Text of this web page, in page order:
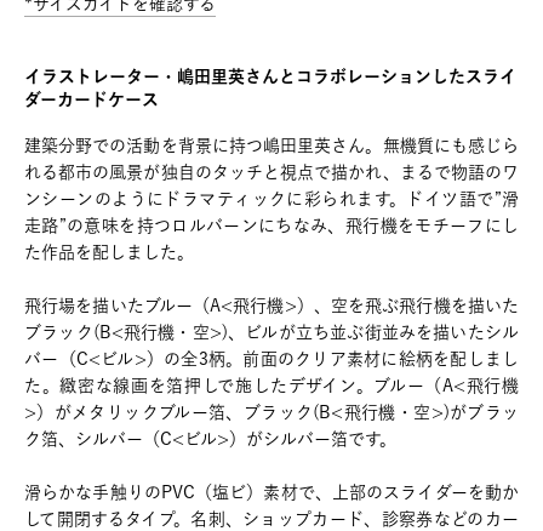
*サイズガイドを確認する
イラストレーター・嶋田里英さんとコラボレーションしたスライ
ダーカードケース
建築分野での活動を背景に持つ嶋田里英さん。無機質にも感じら
れる都市の風景が独自のタッチと視点で描かれ、まるで物語のワ
ンシーンのようにドラマティックに彩られます。ドイツ語で”滑
走路”の意味を持つロルバーンにちなみ、飛行機をモチーフにし
た作品を配しました。
飛行場を描いたブルー（A<飛行機>）、空を飛ぶ飛行機を描いた
ブラック(B<飛行機・空>)、ビルが立ち並ぶ街並みを描いたシル
バー（C<ビル>）の全3柄。前面のクリア素材に絵柄を配しまし
た。緻密な線画を箔押しで施したデザイン。ブルー（A<飛行機
>）がメタリックブルー箔、ブラック(B<飛行機・空>)がブラッ
ク箔、シルバー（C<ビル>）がシルバー箔です。
滑らかな手触りのPVC（塩ビ）素材で、上部のスライダーを動か
して開閉するタイプ。名刺、ショップカード、診察券などのカー